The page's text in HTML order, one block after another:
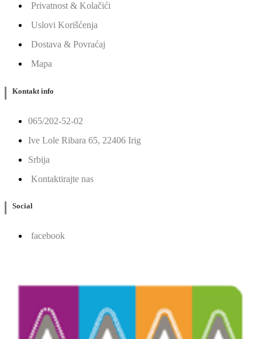
Privatnost & Kolačići
Uslovi Korišćenja
Dostava & Povraćaj
Mapa
Kontakt info
065/202-52-02
Ive Lole Ribara 65, 22406 Irig
Srbija
Kontaktirajte nas
Social
facebook